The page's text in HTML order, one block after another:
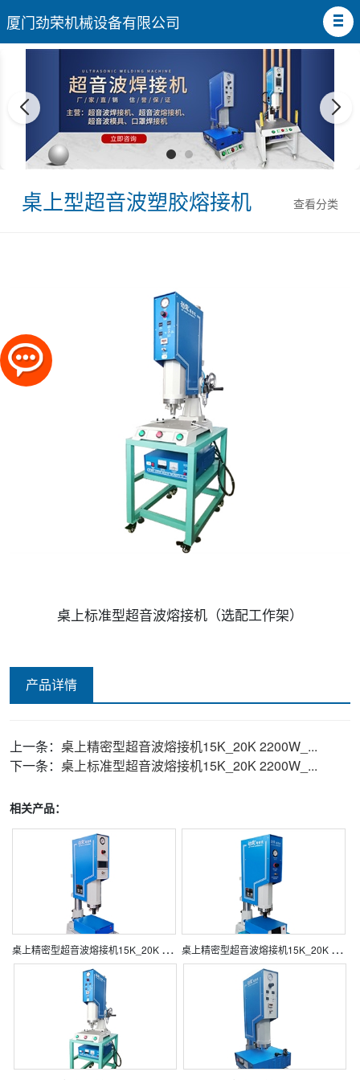
厦门劲荣机械设备有限公司
查看分类
桌上型超音波塑胶熔接机
桌上标准型超音波熔接机（选配工作架）
产品详情
上一条： 桌上精密型超音波熔接机15K_20K 2200W_...
下一条： 桌上标准型超音波熔接机15K_20K 2200W_...
相关产品：
桌
上精密型超音波熔接机15K_20K 2200W_2800W （屏在机头） 桌
上精密型超音波熔接机15K_20K 2200W_2800W （屏在电箱）